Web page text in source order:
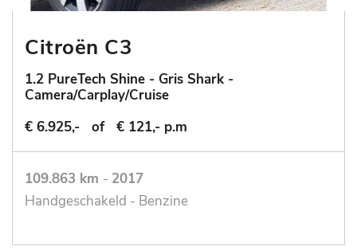
Citroën C3
1.2 PureTech Shine - Gris Shark -
Camera/Carplay/Cruise
€ 6.925,-
of € 121,- p.m
109.863 km - 2017
Handgeschakeld - Benzine